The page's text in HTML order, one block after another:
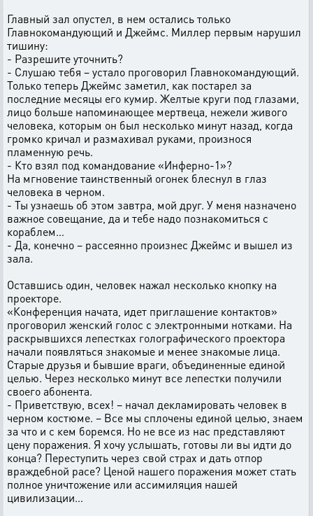
Главный зал опустел, в нем остались только
Главнокомандующий и Джеймс. Миллер первым нарушил
тишину:
- Разрешите уточнить?
- Слушаю тебя – устало проговорил Главнокомандующий.
Только теперь Джеймс заметил, как постарел за
последние месяцы его кумир. Желтые круги под глазами,
лицо больше напоминающее мертвеца, нежели живого
человека, которым он был несколько минут назад, когда
громко кричал и размахивал руками, произнося
пламенную речь.
- Кто взял под командование «Инферно-1»?
На мгновение таинственный огонек блеснул в глаз
человека в черном.
- Ты узнаешь об этом завтра, мой друг. У меня назначено
важное совещание, да и тебе надо познакомиться с
кораблем…
- Да, конечно – рассеянно произнес Джеймс и вышел из
зала.
Оставшись один, человек нажал несколько кнопку на
проекторе.
«Конференция начата, идет приглашение контактов»
проговорил женский голос с электронными нотками. На
раскрывшихся лепестках голографического проектора
начали появляться знакомые и менее знакомые лица.
Старые друзья и бывшие враги, объединенные единой
целью. Через несколько минут все лепестки получили
своего абонента.
- Приветствую, всех! – начал декламировать человек в
черном костюме. – Все мы сплочены единой целью, знаем
за что и с кем боремся. Но не все из нас представляют
цену поражения. Я хочу услышать, готовы ли вы идти до
конца? Переступить через свой страх и дать отпор
враждебной расе? Ценой нашего поражения может стать
полное уничтожение или ассимиляция нашей
цивилизации…